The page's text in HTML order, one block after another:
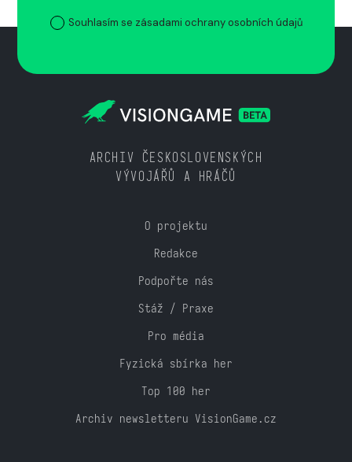
Souhlasím se zásadami ochrany osobních údajů
ARCHIV ČESKOSLOVENSKÝCH
VÝVOJÁŘŮ A HRÁČŮ
O projektu
Redakce
Podpořte nás
Stáž / Praxe
Pro média
Fyzická sbírka her
Top 100 her
Archiv newsletteru VisionGame.cz